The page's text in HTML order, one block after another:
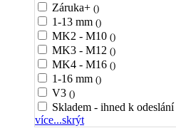
Záruka+ ()
1-13 mm ()
MK2 - M10 ()
MK3 - M12 ()
MK4 - M16 ()
1-16 mm ()
V3 ()
Skladem - ihned k odeslání
více...skrýt